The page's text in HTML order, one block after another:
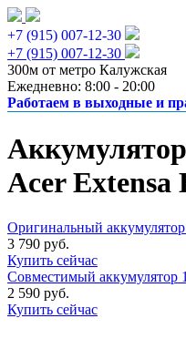
+7 (915) 007-12-30
+7 (915) 007-12-30
300м от метро Калужская
Ежедневно: 8:00 - 20:00
Работаем в выходные и
Acer Extensa
Оригинальный
3 790 руб.
Купить сейчас
Совместимый аккумулятор
2 590 руб.
Купить сейчас